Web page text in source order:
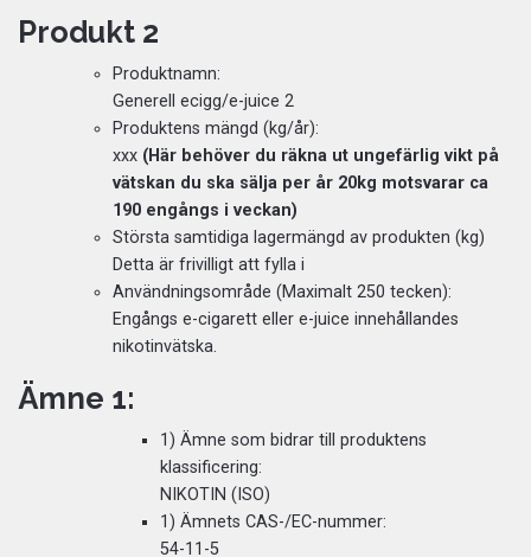
Produkt 2
Produktnamn:
Generell ecigg/e-juice 2
Produktens mängd (kg/år):
xxx (Här behöver du räkna ut ungefärlig vikt på
vätskan du ska sälja per år 20kg motsvarar ca
190 engångs i veckan)
Största samtidiga lagermängd av produkten (kg)
Detta är frivilligt att fylla i
Användningsområde (Maximalt 250 tecken):
Engångs e-cigarett eller e-juice innehållandes
nikotinvätska.
Ämne 1:
1) Ämne som bidrar till produktens
klassificering:
NIKOTIN (ISO)
1) Ämnets CAS-/EC-nummer:
54-11-5